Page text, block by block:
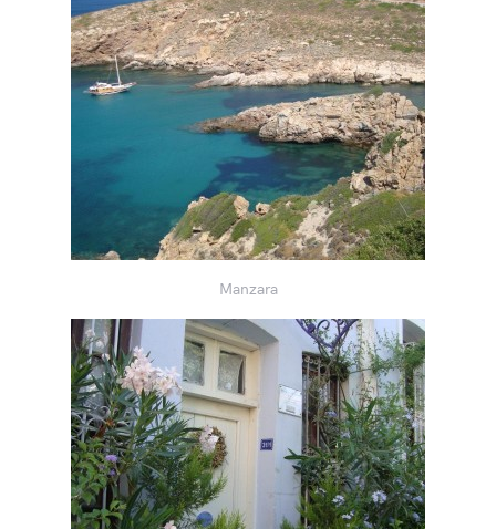
Manzara